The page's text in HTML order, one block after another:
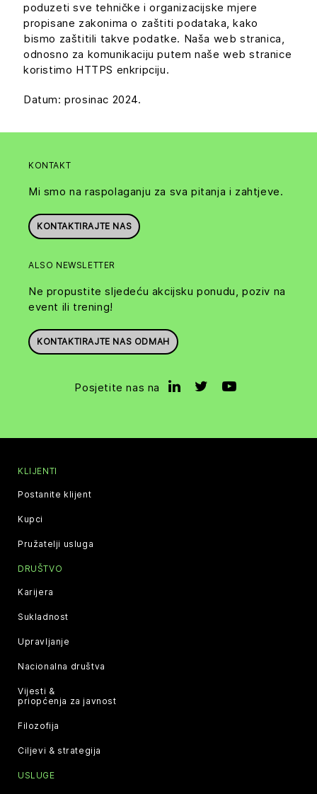
poduzeti sve tehničke i organizacijske mjere
propisane zakonima o zaštiti podataka, kako
bismo zaštitili takve podatke. Naša web stranica,
odnosno za komunikaciju putem naše web stranice
koristimo HTTPS enkripciju.
Datum: prosinac 2024.
KONTAKT
Mi smo na raspolaganju za sva pitanja i zahtjeve.
KONTAKTIRAJTE NAS
ALSO NEWSLETTER
Ne propustite sljedeću akcijsku ponudu, poziv na
event ili trening!
KONTAKTIRAJTE NAS ODMAH
Posjetite nas na
KLIJENTI
Postanite klijent
Kupci
Pružatelji usluga
DRUŠTVO
Karijera
Sukladnost
Upravljanje
Nacionalna društva
Vijesti &
priopćenja za javnost
Filozofija
Ciljevi & strategija
USLUGE